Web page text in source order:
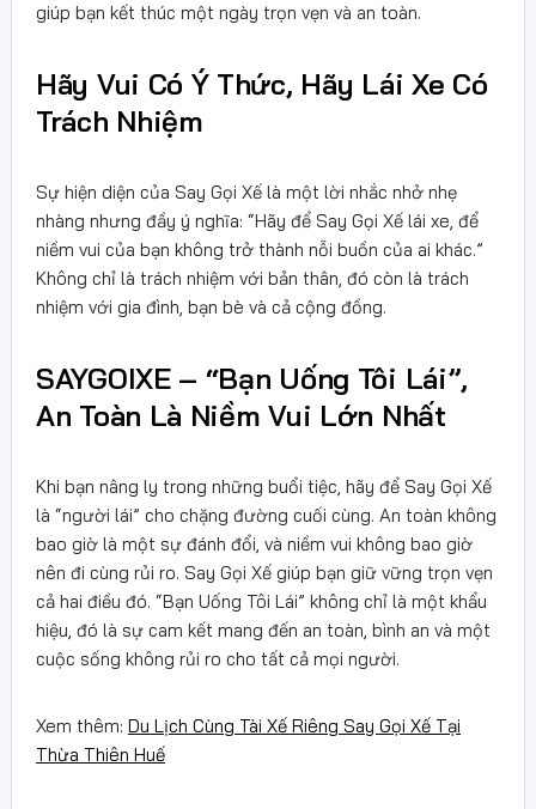
giúp bạn kết thúc một ngày trọn vẹn và an toàn.
Hãy Vui Có Ý Thức, Hãy Lái Xe Có
Trách Nhiệm
Sự hiện diện của Say Gọi Xế là một lời nhắc nhở nhẹ
nhàng nhưng đầy ý nghĩa: “Hãy để Say Gọi Xế lái xe, để
niềm vui của bạn không trở thành nỗi buồn của ai khác.”
Không chỉ là trách nhiệm với bản thân, đó còn là trách
nhiệm với gia đình, bạn bè và cả cộng đồng.
SAYGOIXE – “Bạn Uống Tôi Lái”,
An Toàn Là Niềm Vui Lớn Nhất
Khi bạn nâng ly trong những buổi tiệc, hãy để Say Gọi Xế
là “người lái” cho chặng đường cuối cùng. An toàn không
bao giờ là một sự đánh đổi, và niềm vui không bao giờ
nên đi cùng rủi ro. Say Gọi Xế giúp bạn giữ vững trọn vẹn
cả hai điều đó. “Bạn Uống Tôi Lái” không chỉ là một khẩu
hiệu, đó là sự cam kết mang đến an toàn, bình an và một
cuộc sống không rủi ro cho tất cả mọi người.
Xem thêm: Du Lịch Cùng Tài Xế Riêng Say Gọi Xế Tại
Thừa Thiên Huế